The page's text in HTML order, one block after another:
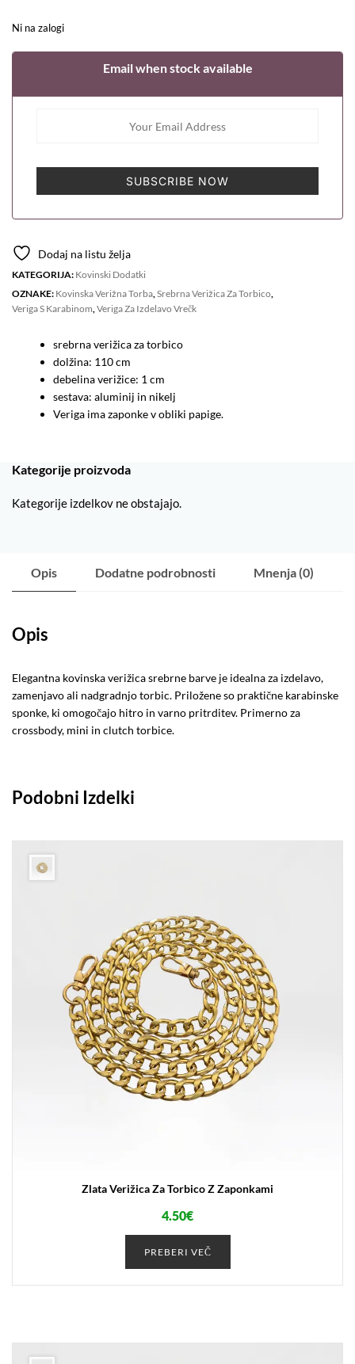
Ni na zalogi
Email when stock available
SUBSCRIBE NOW
Dodaj na listu želja
KATEGORIJA: Kovinski Dodatki
OZNAKE: Kovinska Verižna Torba,Srebrna Verižica Za Torbico,
Veriga S Karabinom,Veriga Za Izdelavo Vrečk
srebrna verižica za torbico
dolžina: 110 cm
debelina verižice: 1 cm
sestava: aluminij in nikelj
Veriga ima zaponke v obliki papige.
Kategorije proizvoda
Kategorije izdelkov ne obstajajo.
Opis Dodatne podrobnosti Mnenja (0)
Opis
Elegantna kovinska verižica srebrne barve je idealna za izdelavo,
zamenjavo ali nadgradnjo torbic. Priložene so praktične karabinske
sponke, ki omogočajo hitro in varno pritrditev. Primerno za
crossbody, mini in clutch torbice.
Podobni Izdelki
Zlata Verižica Za Torbico Z Zaponkami
4.50€
PREBERI VEČ